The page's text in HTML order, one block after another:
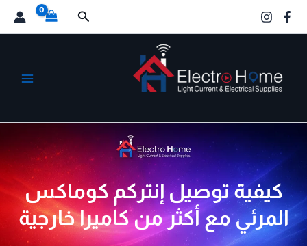
البحث
كيفية توصيل إنتركم كوماكس
المرئي مع أكثر من كاميرا خارجية